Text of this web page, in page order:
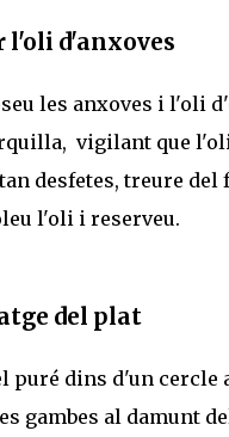
l'oli d'anxoves
les anxoves i l'oli
vigilant que l'oli
desfetes, treure
l'oli i reserveu.
del plat
puré dins d'un
gambes al damunt